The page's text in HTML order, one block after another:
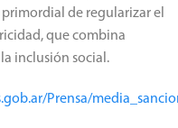
de regularizar el
que combina
inclusión social.
Prensa/